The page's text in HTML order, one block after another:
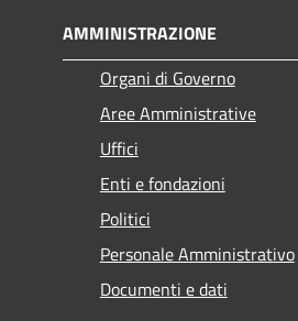
AMMINISTRAZIONE
Organi di Governo
Aree Amministrative
Uffici
Enti e fondazioni
Politici
Personale Amministrativo
Documenti e dati